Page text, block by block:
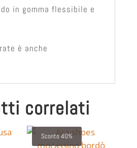
in gomma flessibile e
è anche
correlati
Sconto 40%